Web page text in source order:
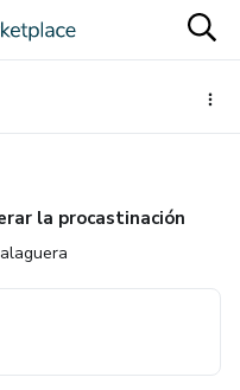
la procastinación